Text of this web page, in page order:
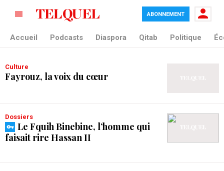
tag blade
ABONNEMENT
Accueil Podcasts Diaspora Qitab Politique
Culture
Fayrouz, la voix du cœur
Dossiers
Le Fquih Binebine, l’homme qui
faisait rire Hassan II